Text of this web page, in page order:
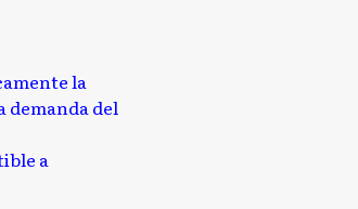
la
demanda del
a